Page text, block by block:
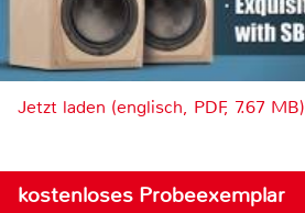
Jetzt laden (englisch, PDF, 7.67 MB)
kostenloses Probeexemplar